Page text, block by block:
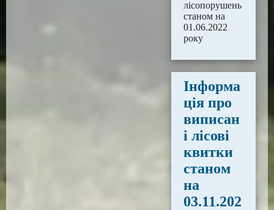
лісопорушень
станом на
01.06.2022
року
Інформа
ція про
виписан
і лісові
квитки
станом
на
03.11.202